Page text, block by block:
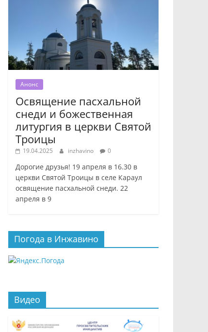
Анонс
Освящение пасхальной
снеди и божественная
литургия в церкви Святой
Троицы
19.04.2025 inzhavino 0
Дорогие друзья! 19 апреля в 16.30 в
церкви Святой Троицы в селе Караул
освящение пасхальной снеди. 22
апреля в 9
Погода в Инжавино
Видео